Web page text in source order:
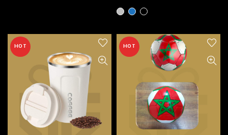
Ce
produit
plusieurs
variations.
peuvent
choisies
HOT HOT